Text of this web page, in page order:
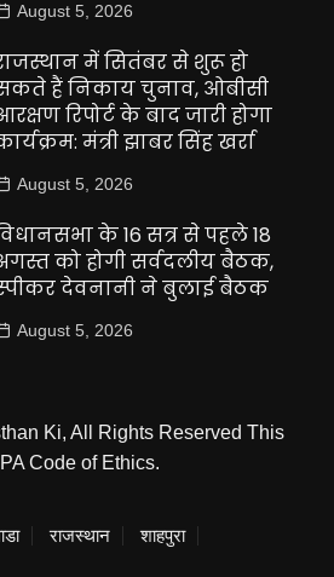
August 5, 2026
में सितंबर से शुरू हो
हैं निकाय चुनाव, ओबीसी
रिपोर्ट के बाद जारी होगा
मंत्री झाबर सिंह खर्रा
August 5, 2026
के 16 सत्र से पहले 18
को होगी सर्वदलीय बैठक,
देवनानी ने बुलाई बैठक
August 5, 2026
Ki, All Rights Reserved This
Code of Ethics.
राजस्थान
शाहपुरा